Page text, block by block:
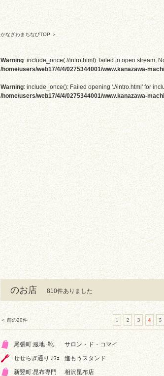
かなざわまちなびTOP＞
Warning: include_once(.//intro.html): failed to open stream:
/home/users/web17/4/4/0275344001/www.kanazawa-
Warning: include_once(): Failed opening './/intro.html' for
/home/users/web17/4/4/0275344001/www.kanazawa-
のお店 810件ありました
＜ 前の20件 1 2 3 4 5
尾張町:服地･靴
サロン・ド・コマイ
せせらぎ通り:ｶﾌｪ
進もうスタンド
新竪町:昆布専門
相沢昆布店